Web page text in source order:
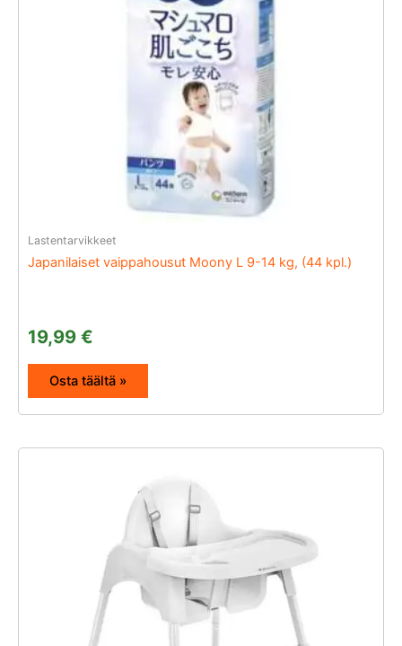
Lastentarvikkeet
Japanilaiset vaippahousut Moony L 9-14 kg, (44 kpl.)
19,99 €
Osta täältä »